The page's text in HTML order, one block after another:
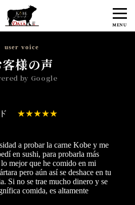
MENU
渋谷1号店
ローカ
user voice
様の声
by Google
a probar la carne Kobe y me
en sushi, para probarla más
mejor que he comido en mi
pero aún así se deshace en tu
Si no se trae mucho dinero y se
comida, es altamente